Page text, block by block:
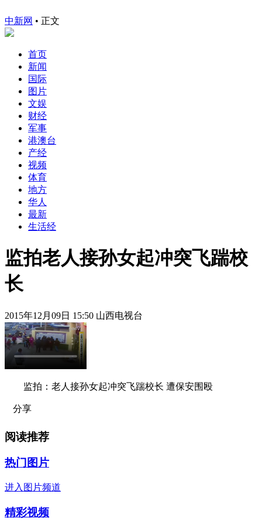
中新网 • 正文
首页
新闻
国际
图片
文娱
财经
军事
港澳台
产经
视频
体育
地方
华人
最新
生活经
监拍老人接孙女起冲突飞踹校
长
2015年12月09日 15:50 山西电视台
监拍：老人接孙女起冲突飞踹校长 遭保安围殴
分享
阅读推荐
热门图片
进入图片频道
精彩视频